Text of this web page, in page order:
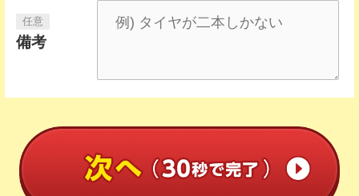
備考